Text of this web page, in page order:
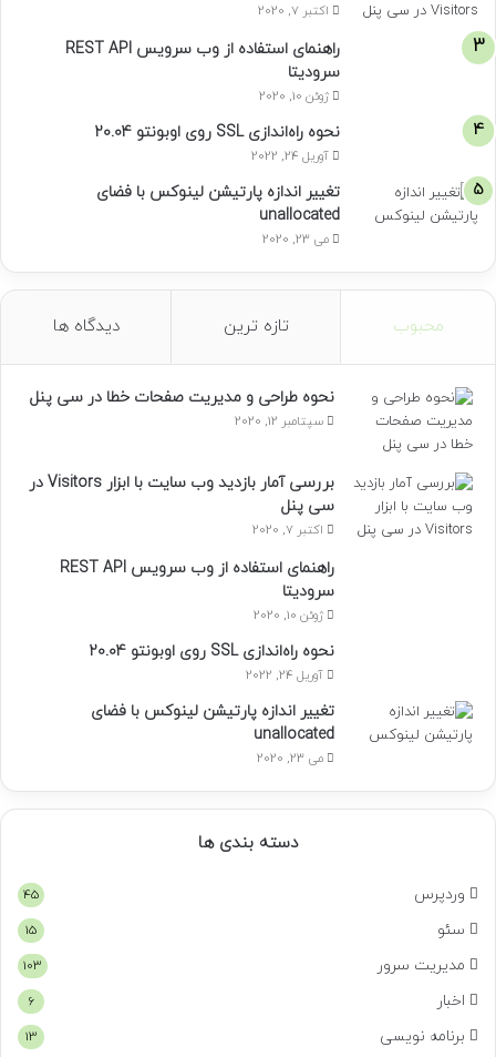
اکتبر 7, 2020
راهنمای استفاده از وب سرویس REST API
سرودیتا
ژوئن 10, 2020
نحوه راه‌اندازی SSL روی اوبونتو 20.04
آوریل 24, 2022
تغییر اندازه پارتیشن لینوکس با فضای
unallocated
می 23, 2020
محبوب تازه ترین دیدگاه ها
نحوه طراحی و مدیریت صفحات خطا در سی پنل
سپتامبر 12, 2020
بررسی آمار بازدید وب سایت با ابزار Visitors در
سی پنل
اکتبر 7, 2020
راهنمای استفاده از وب سرویس REST API
سرودیتا
ژوئن 10, 2020
نحوه راه‌اندازی SSL روی اوبونتو 20.04
آوریل 24, 2022
تغییر اندازه پارتیشن لینوکس با فضای
unallocated
می 23, 2020
دسته بندی ها
وردپرس 45
سئو 15
مدیریت سرور 103
اخبار 6
برنامه نویسی 13